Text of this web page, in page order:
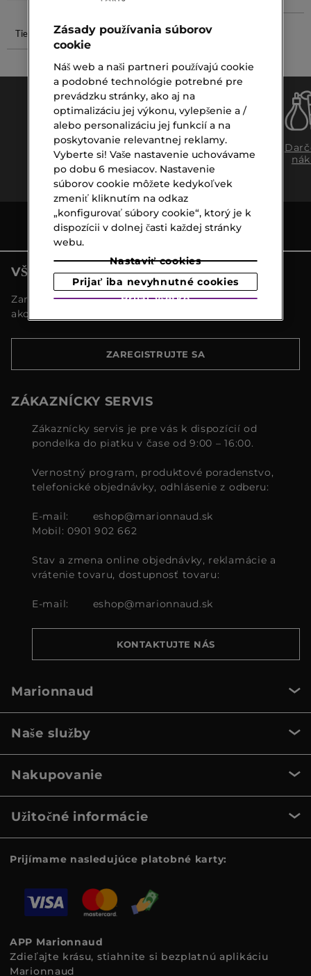
Tiene Na Oči
Pena Na
Citlivú Tvár
Doprava
zadarmo
nad €39,-
Expresný
osobný
odber
VŠETKY NOVINKY MARIONNAUD
Zaregistrujte sa a objavte naše najnovšie novinky a
akcie
ZAREGISTRUJTE SA
ZÁKAZNÍCKY SERVIS
Zákaznícky servis je pre vás k dispozícií od
pondelka do piatku v čase od 9:00 – 16:00.
Vernostný program, produktové poradenstvo,
telefonické objednávky, odhlásenie z odberu:
E-mail:
eshop@marionnaud.sk
Mobil: 0901 902 662
Stav a zmena online objednávky, reklamácie a
vrátenie tovaru, dostupnosť tovaru:
E-mail: eshop@marionnaud.sk
KONTAKTUJTE NÁS
Marionnaud
Naše služby
Nakupovanie
Užitočné informácie
Prijímame nasledujúce platobné karty:
APP Marionnaud
Zdieľajte krásu, stiahnite si bezplatnú aplikáciu
Marionnaud
Zásady používania súborov
cookie
Náš web a naši partneri používajú cookie
a podobné technológie potrebné pre
prevádzku stránky, ako aj na
optimalizáciu jej výkonu, vylepšenie a /
alebo personalizáciu jej funkcií a na
poskytovanie relevantnej reklamy.
Vyberte si! Vaše nastavenie uchovávame
po dobu 6 mesiacov. Nastavenie
súborov cookie môžete kedykoľvek
zmeniť kliknutím na odkaz
„konfigurovať súbory cookie“, ktorý je k
dispozícii v dolnej časti každej stránky
webu.
Nastaviť cookies
Prijať iba nevyhnutné cookies
Prijať všetko